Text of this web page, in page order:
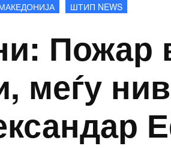
ШТИП NEWS
Пожар
меѓу